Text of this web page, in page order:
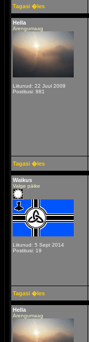
Tagasi �les
Hella
Arengumaag
Liitunud: 22 Juul 2009
Postitusi: 881
Tagasi �les
Waikus
Valge päike
Liitunud: 5 Sept 2014
Postitusi: 19
Tagasi �les
Hella
Arengumaag